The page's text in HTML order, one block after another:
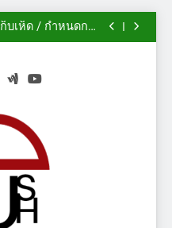
สตร์เดวอน ปี 2014
บเห็ด / กำหนดการ
งานกิจกรรม
คลการีเริ่มต้นแล้ว!
ตร์เดวอน ปี 2014
บเห็ด / กำหนดการ
ไม้ประดับ – เห็ดป่า